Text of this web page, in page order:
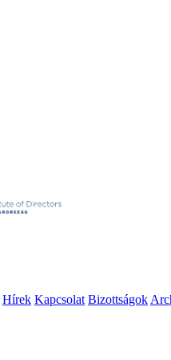
Hírek Kapcsolat Bizottságok